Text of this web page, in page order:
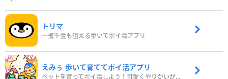
トリマ
一攫千金も狙える歩いてポイ活アプリ
えみぅ 歩いて育ててポイ活アプリ
ペットを育ってポイ活しよう！可愛くやりがいがある新感覚アプリ